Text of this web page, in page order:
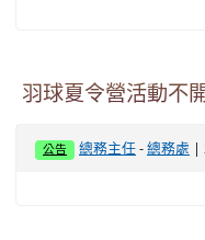
羽球夏令營活動不
公告 總務主任 -總務處 |